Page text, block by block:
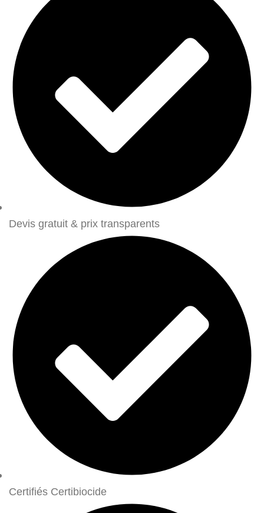
Devis gratuit & prix transparents
Certifiés Certibiocide